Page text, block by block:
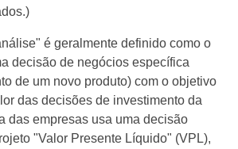
é geralmente definido como o
decisão de negócios específica
de um novo produto) com o objetivo
das decisões de investimento da
das empresas usa uma decisão
"Valor Presente Líquido" (VPL),